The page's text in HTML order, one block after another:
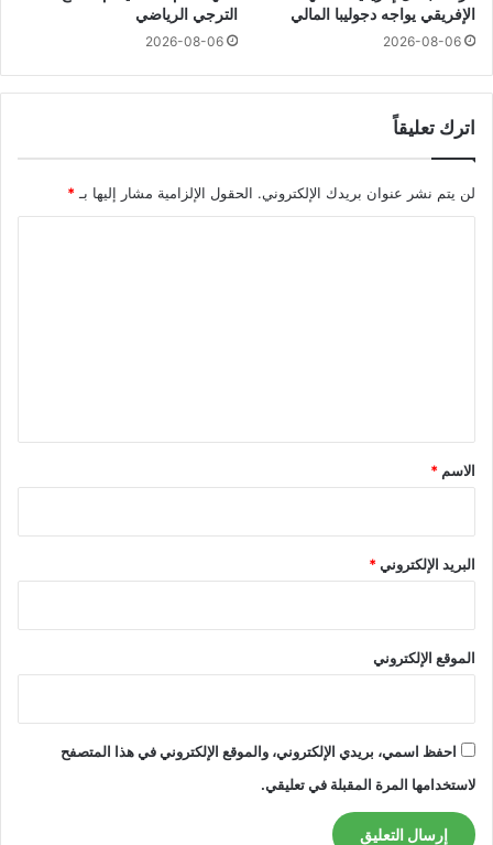
الإفريقي يواجه دجوليبا المالي
2026-08-06
الترجي الرياضي
2026-08-06
اترك تعليقاً
لن يتم نشر عنوان بريدك الإلكتروني. الحقول الإلزامية مشار إليها بـ*
*
الاسم *
البريد الإلكتروني*
الموقع الإلكتروني
احفظ اسمي، بريدي الإلكتروني، والموقع الإلكتروني في هذا المتصفح
لاستخدامها المرة المقبلة في تعليقي.